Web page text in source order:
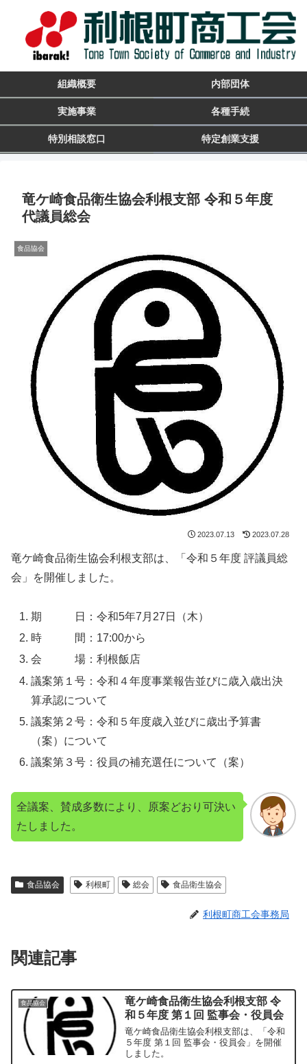
組織概要 内部団体
実施事業 各種手続
特別相談窓口 特定創業支援
竜ケ崎食品衛生協会利根支部 令和５年度
代議員総会
食品協会
2023.07.13 2023.07.28
竜ケ崎食品衛生協会利根支部は、「令和５年度 評議員総
会」を開催しました。
期 日：令和5年7月27日（木）
時 間：17:00から
会 場：利根飯店
議案第１号：令和４年度事業報告並びに歳入歳出決
算承認について
議案第２号：令和５年度歳入並びに歳出予算書
（案）について
議案第３号：役員の補充選任について（案）
全議案、賛成多数により、原案どおり可決い
たしました。
食品協会 利根町 総会 食品衛生協会
利根町商工会事務局
関連記事
食品協会
竜ケ崎食品衛生協会利根支部 令
和５年度 第１回 監事会・役員会
竜ケ崎食品衛生協会利根支部は、「令和
５年度 第１回 監事会・役員会」を開催
しました。